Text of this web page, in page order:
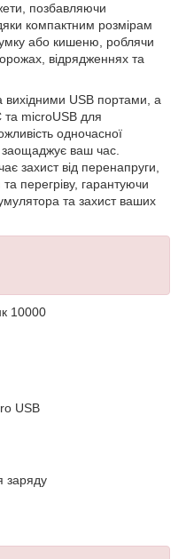
позбавляючи
компактним розмірам
або кишеню, роблячи
відрядженнях та
USB портами, а
та microUSB для
одночасної
заощаджує ваш час.
захист від перенапруги,
перегріву, гарантуючи
та захист ваших
10000
USB
заряду